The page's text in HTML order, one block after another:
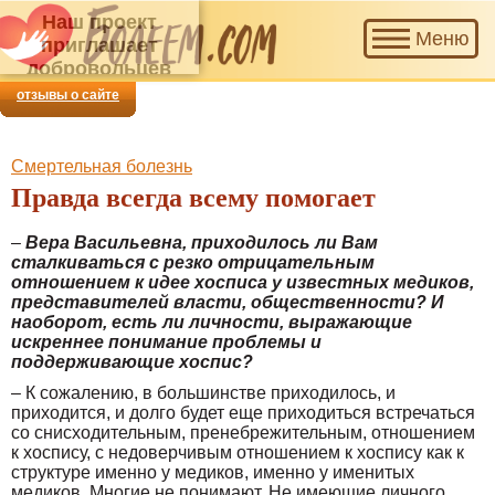
Наш проект приглашает добровольцев для
совместной помощи тем, кто болеет.Меню
отзывы о сайте
Смертельная болезнь
Правда всегда всему помогает
– Вера Васильевна, приходилось ли Вам
сталкиваться с резко отрицательным
отношением к идее хосписа у известных медиков,
представителей власти, общественности? И
наоборот, есть ли личности, выражающие
искреннее понимание проблемы и
поддерживающие хоспис?
– К сожалению, в большинстве приходилось, и
приходится, и долго будет еще приходиться встречаться
со снисходительным, пренебрежительным, отношением
к хоспису, с недоверчивым отношением к хоспису как к
структуре именно у медиков, именно у именитых